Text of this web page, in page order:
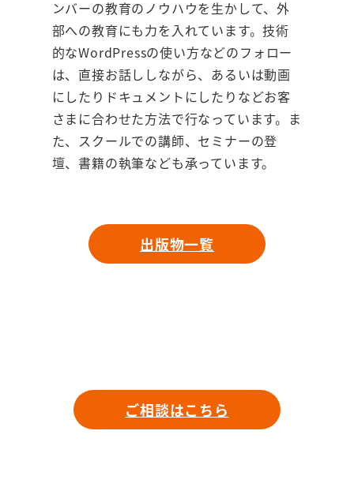
ンバーの教育のノウハウを生かして、外
部への教育にも力を入れています。技術
的なWordPressの使い方などのフォロー
は、直接お話ししながら、あるいは動画
にしたりドキュメントにしたりなどお客
さまに合わせた方法で行なっています。ま
た、スクールでの講師、セミナーの登
壇、書籍の執筆なども承っています。
出版物一覧
ご相談はこちら